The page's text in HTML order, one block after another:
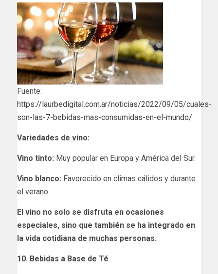
Fuente:
https://laurbedigital.com.ar/noticias/2022/09/05/cuales-
son-las-7-bebidas-mas-consumidas-en-el-mundo/
Variedades de vino:
Vino tinto: Muy popular en Europa y América del Sur.
Vino blanco: Favorecido en climas cálidos y durante
el verano.
El vino no solo se disfruta en ocasiones
especiales, sino que también se ha integrado en
la vida cotidiana de muchas personas.
10. Bebidas a Base de Té